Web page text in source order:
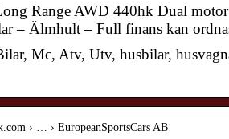
Range AWD 440hk Dual
– Älmhult – Full finans kan
Mc, Atv, Utv, husbilar,
› … › EuropeanSportsCars AB